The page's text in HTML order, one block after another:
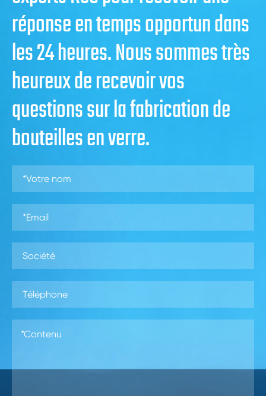
réponse en temps opportun dans
les 24 heures. Nous sommes très
heureux de recevoir vos
questions sur la fabrication de
bouteilles en verre.